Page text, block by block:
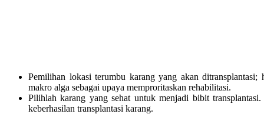
Pemilihan lokasi terumbu karang yang akan
makro alga sebagai upaya memproritaskan rehabilitasi.
Pilihlah karang yang sehat untuk menjadi bibit
keberhasilan transplantasi karang.